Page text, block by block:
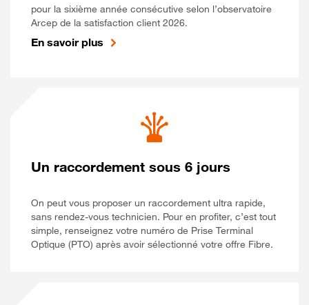
pour la sixième année consécutive selon l’observatoire
Arcep de la satisfaction client 2026.
En savoir plus
Un raccordement sous 6 jours
On peut vous proposer un raccordement ultra rapide,
sans rendez-vous technicien. Pour en profiter, c’est tout
simple, renseignez votre numéro de Prise Terminal
Optique (PTO) après avoir sélectionné votre offre Fibre.